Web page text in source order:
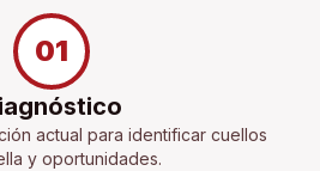
01
actual para identificar cuellos
y oportunidades.